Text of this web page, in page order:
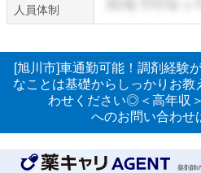
人員体制
[旭川市]車通勤可能！調剤経験
なことは基礎からしっかりお
わせください◎＜高年収
へのお問い合わせ
薬剤師